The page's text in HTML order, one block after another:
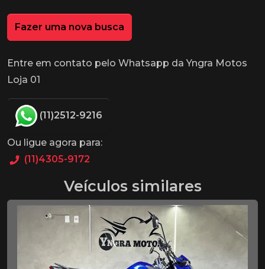
Fazer uma nova busca
Entre em contato pelo Whatsapp da Yngra Motos
Loja 01
(11)2512-9216
Ou ligue agora para:
(11)4305-9172
Veículos similares